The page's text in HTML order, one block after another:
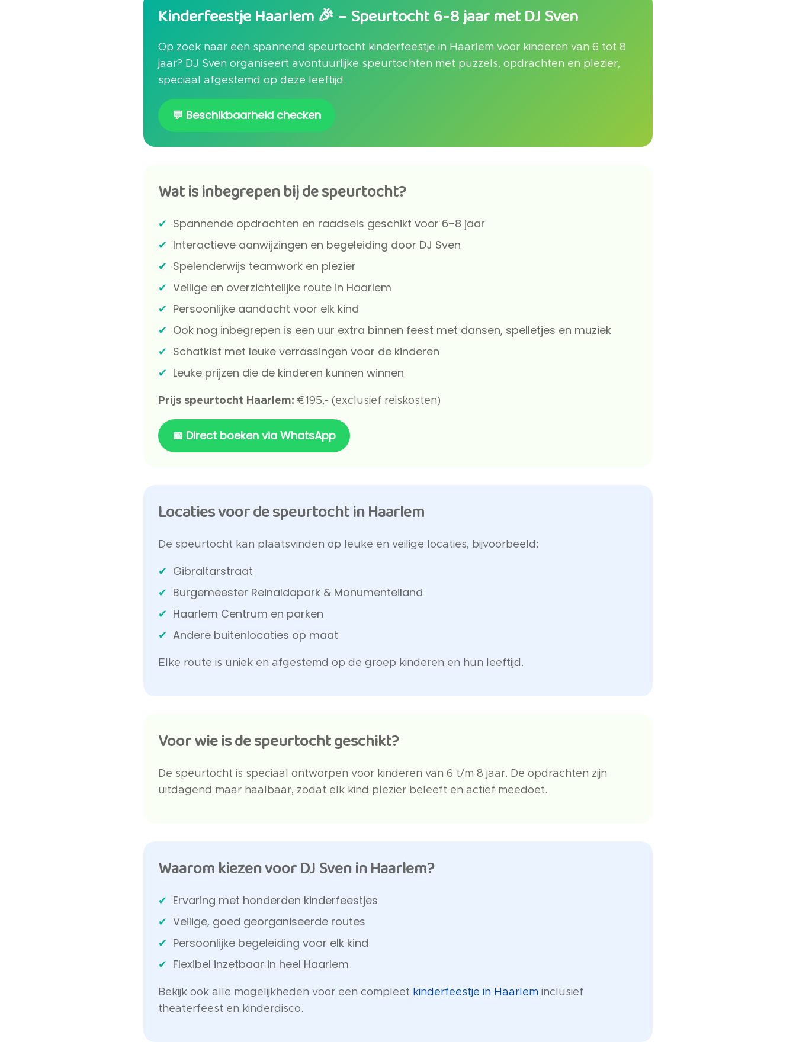
Kinderfeestje Haarlem 🎉 – Speurtocht 6-8 jaar met DJ Sven
Op zoek naar een spannend speurtocht kinderfeestje in Haarlem voor kinderen van 6 tot 8
jaar? DJ Sven organiseert avontuurlijke speurtochten met puzzels, opdrachten en plezier,
speciaal afgestemd op deze leeftijd.
💬 Beschikbaarheid checken
Wat is inbegrepen bij de speurtocht?
Spannende opdrachten en raadsels geschikt voor 6–8 jaar
Interactieve aanwijzingen en begeleiding door DJ Sven
Spelenderwijs teamwork en plezier
Veilige en overzichtelijke route in Haarlem
Persoonlijke aandacht voor elk kind
Ook nog inbegrepen is een uur extra binnen feest met dansen, spelletjes en muziek
Schatkist met leuke verrassingen voor de kinderen
Leuke prijzen die de kinderen kunnen winnen
Prijs speurtocht Haarlem: €195,- (exclusief reiskosten)
📅 Direct boeken via WhatsApp
Locaties voor de speurtocht in Haarlem
De speurtocht kan plaatsvinden op leuke en veilige locaties, bijvoorbeeld:
Gibraltarstraat
Burgemeester Reinaldapark & Monumenteiland
Haarlem Centrum en parken
Andere buitenlocaties op maat
Elke route is uniek en afgestemd op de groep kinderen en hun leeftijd.
Voor wie is de speurtocht geschikt?
De speurtocht is speciaal ontworpen voor kinderen van 6 t/m 8 jaar. De opdrachten zijn
uitdagend maar haalbaar, zodat elk kind plezier beleeft en actief meedoet.
Waarom kiezen voor DJ Sven in Haarlem?
Ervaring met honderden kinderfeestjes
Veilige, goed georganiseerde routes
Persoonlijke begeleiding voor elk kind
Flexibel inzetbaar in heel Haarlem
Bekijk ook alle mogelijkheden voor een compleet kinderfeestje in Haarlem inclusief
theaterfeest en kinderdisco.